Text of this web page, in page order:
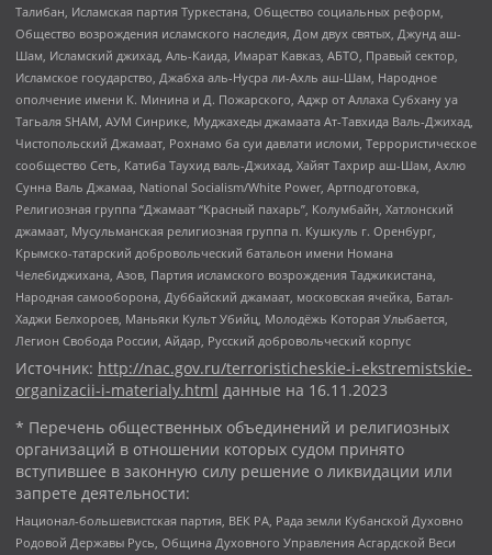
Талибан, Исламская партия Туркестана, Общество социальных реформ,
Общество возрождения исламского наследия, Дом двух святых, Джунд аш-
Шам, Исламский джихад, Аль-Каида, Имарат Кавказ, АБТО, Правый сектор,
Исламское государство, Джабха аль-Нусра ли-Ахль аш-Шам, Народное
ополчение имени К. Минина и Д. Пожарского, Аджр от Аллаха Субхану уа
Тагьаля SHAM, АУМ Синрике, Муджахеды джамаата Ат-Тавхида Валь-Джихад,
Чистопольский Джамаат, Рохнамо ба суи давлати исломи, Террористическое
сообщество Сеть, Катиба Таухид валь-Джихад, Хайят Тахрир аш-Шам, Ахлю
Сунна Валь Джамаа, National Socialism/White Power, Артподготовка,
Религиозная группа “Джамаат “Красный пахарь”, Колумбайн, Хатлонский
джамаат, Мусульманская религиозная группа п. Кушкуль г. Оренбург,
Крымско-татарский добровольческий батальон имени Номана
Челебиджихана, Азов, Партия исламского возрождения Таджикистана,
Народная самооборона, Дуббайский джамаат, московская ячейка, Батал-
Хаджи Белхороев, Маньяки Культ Убийц, Молодёжь Которая Улыбается,
Легион Свобода России, Айдар, Русский добровольческий корпус
Источник: http://nac.gov.ru/terroristicheskie-i-ekstremistskie-
organizacii-i-materialy.html данные на 16.11.2023
* Перечень общественных объединений и религиозных
организаций в отношении которых судом принято
вступившее в законную силу решение о ликвидации или
запрете деятельности:
Национал-большевистская партия, ВЕК РА, Рада земли Кубанской Духовно
Родовой Державы Русь, Община Духовного Управления Асгардской Веси